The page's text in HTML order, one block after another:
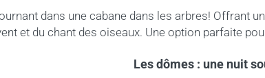
dans une cabane dans les arbres! Offrant
et du chant des oiseaux. Une option parfaite
Les dômes : une nuit